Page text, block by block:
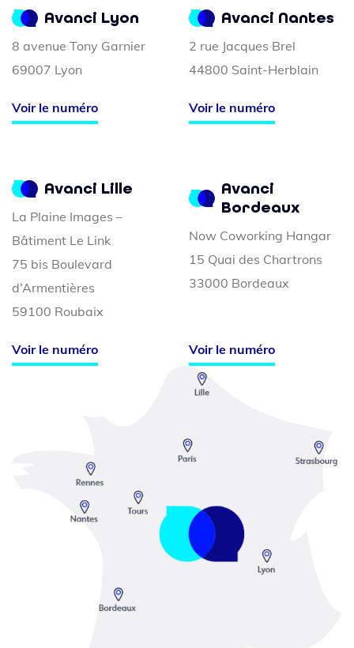
Avanci Lyon
8 avenue Tony Garnier
69007 Lyon
Voir le numéro
Avanci Nantes
2 rue Jacques Brel
44800 Saint-Herblain
Voir le numéro
Avanci Lille
La Plaine Images –
Bâtiment Le Link
75 bis Boulevard
d’Armentières
59100 Roubaix
Voir le numéro
Avanci
Bordeaux
Now Coworking Hangar
15 Quai des Chartrons
33000 Bordeaux
Voir le numéro